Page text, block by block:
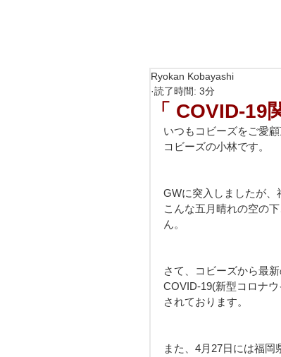
「 COVID-
Ryokan Kobayashi
読了時間: 3分
いつもコビーズをご愛
コビーズの小林です。
GWに突入しましたが、
こんな五月晴れの空の
ん。
さて、コビーズから最新
COVID-19(新型コロナ
されております。
また、4月27日には福